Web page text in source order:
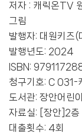
저자 : 캐릭온TV
그림
발행자: 대원키즈(
발행년도: 2024
ISBN:
청구기호: C
도서관: 장안어린
자료실: [장안]2층
대출횟수: 4회